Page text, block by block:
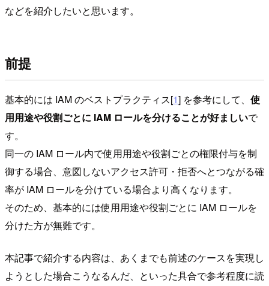
などを紹介したいと思います。
前提
基本的には IAM のベストプラクティス[1] を参考にして、 使
用用途や役割ごとに IAM ロールを分けることが好ましいで
す。
同一の IAM ロール内で使用用途や役割ごとの権限付与を制
御する場合、意図しないアクセス許可・拒否へとつながる確
率が IAM ロールを分けている場合より高くなります。
そのため、基本的には使用用途や役割ごとに IAM ロールを
分けた方が無難です。
本記事で紹介する内容は、あくまでも前述のケースを実現し
ようとした場合こうなるんだ、といった具合で参考程度に読